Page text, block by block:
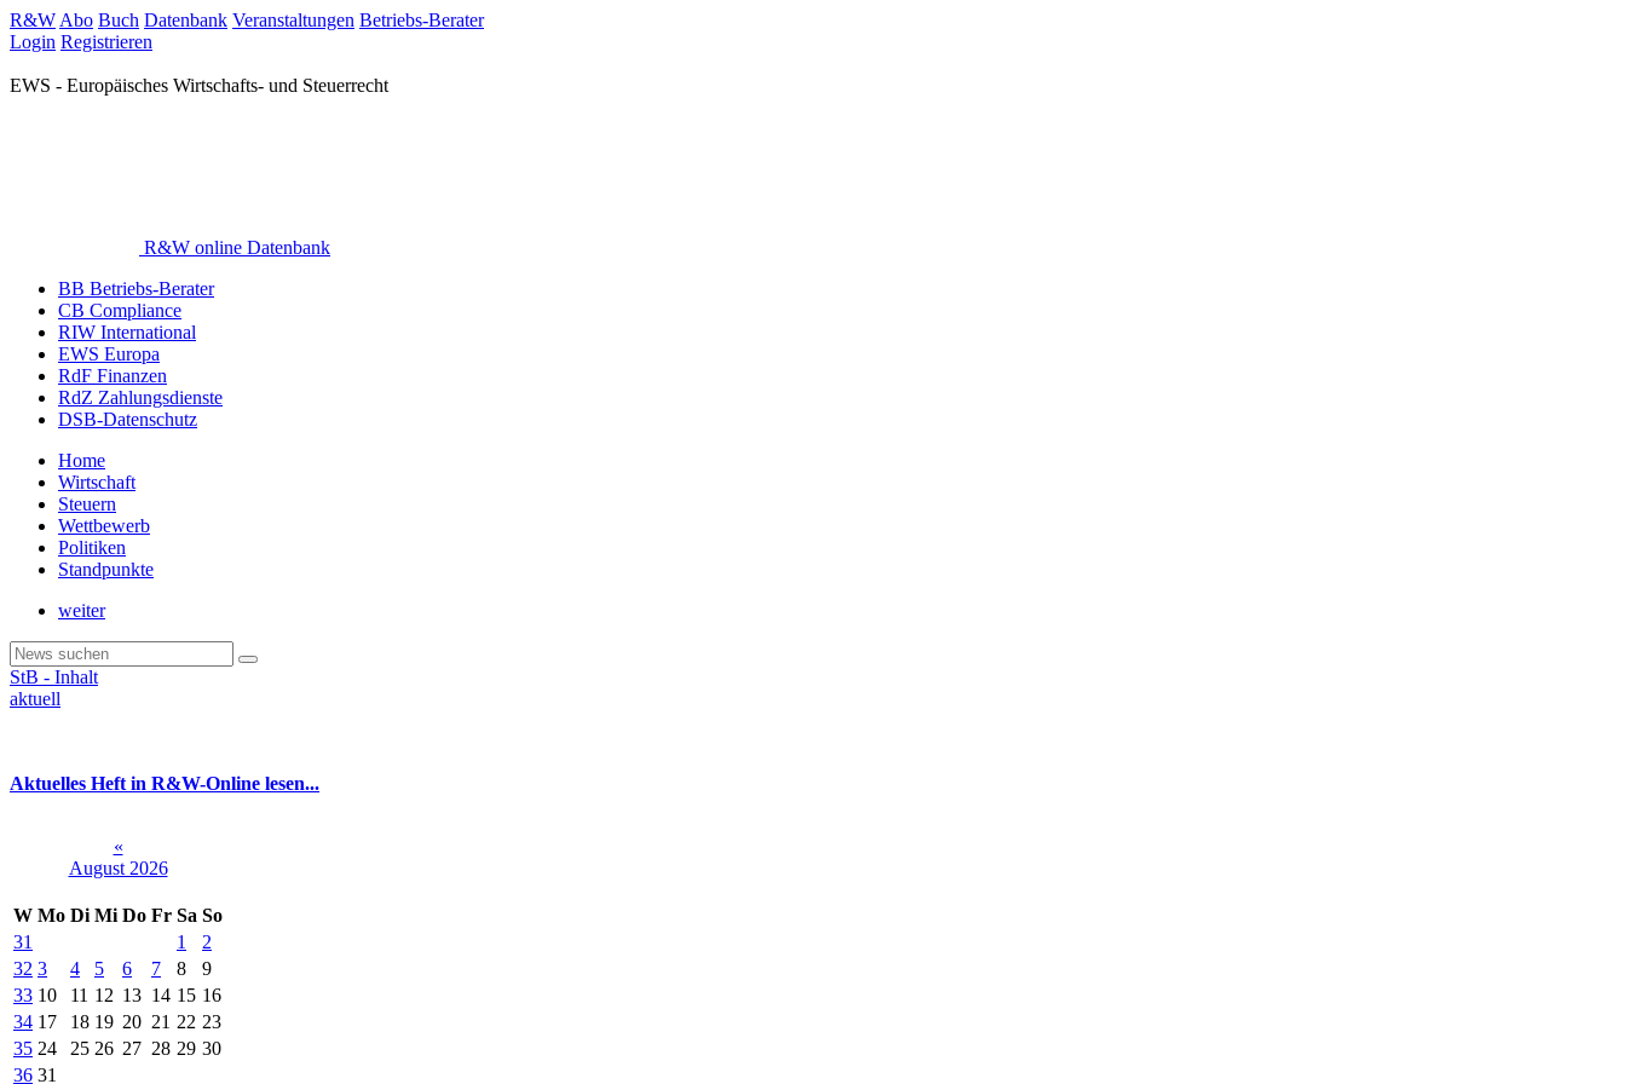
R&W Abo Buch Datenbank Veranstaltungen Betriebs-Berater
Login Registrieren
EWS - Europäisches Wirtschafts- und Steuerrecht
R&W online Datenbank
BB Betriebs-Berater
CB Compliance
RIW International
EWS Europa
RdF Finanzen
RdZ Zahlungsdienste
DSB-Datenschutz
Home
Wirtschaft
Steuern
Wettbewerb
Politiken
Standpunkte
weiter
StB - Inhalt
aktuell
Aktuelles Heft in R&W-Online lesen...
«
August 2026
W Mo Di Mi Do Fr Sa So
31
1
2
32 3 4 5 6 7 8
9
33 10 11 12 13 14 15 16
34 17 18 19 20 21 22 23
35 24 25 26 27 28 29 30
36 31